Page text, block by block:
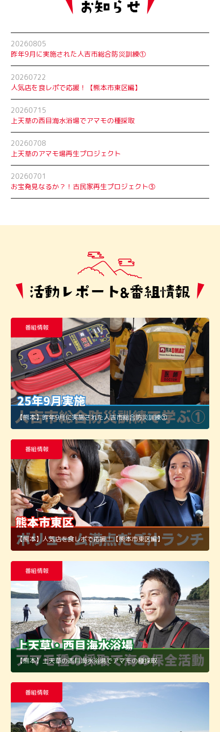
20260805
昨年9月に実施された人吉市総合防災訓練①
20260722
人気店を食レポで応援！【熊本市東区編】
20260715
上天草の西目海水浴場でアマモの種採取
20260708
上天草のアマモ場再生プロジェクト
20260701
お宝発見なるか？！古民家再生プロジェクト➂
番組情報
【熊本】昨年9月に実施された人吉市総合防災訓練①
番組情報
【熊本】人気店を食レポで応援！【熊本市東区編】
番組情報
【熊本】上天草の西目海水浴場でアマモの種採取
番組情報